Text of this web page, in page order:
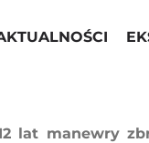
lat manewry